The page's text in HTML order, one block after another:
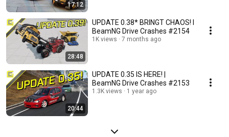
17:12
28:48
UPDATE 0.38* BRINGT CHAOS! I
BeamNG Drive Crashes #2154
1K views 7 months ago
20:44
UPDATE 0.35 IS HERE! |
BeamNG Drive Crashes #2153
1.3K views 1 year ago